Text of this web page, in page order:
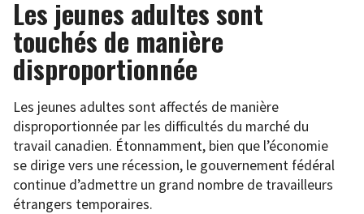
Les jeunes adultes sont
touchés de manière
disproportionnée
Les jeunes adultes sont affectés de manière
disproportionnée par les difficultés du marché du
travail canadien. Étonnamment, bien que l’économie
se dirige vers une récession, le gouvernement fédéral
continue d’admettre un grand nombre de travailleurs
étrangers temporaires.